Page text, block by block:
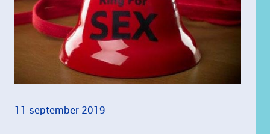
11 september 2019